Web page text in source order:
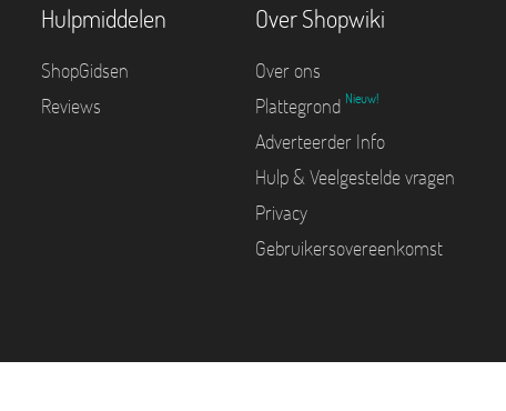
Hulpmiddelen
ShopGidsen
Reviews
Over Shopwiki
Over ons
Plattegrond Nieuw!
Adverteerder Info
Hulp & Veelgestelde vragen
Privacy
Gebruikersovereenkomst